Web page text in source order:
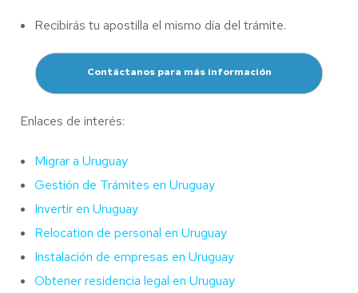
Recibirás tu apostilla el mismo día del trámite.
Contáctanos para más información
Enlaces de interés:
Migrar a Uruguay
Gestión de Trámites en Uruguay
Invertir en Uruguay
Relocation de personal en Uruguay
Instalación de empresas en Uruguay
Obtener residencia legal en Uruguay